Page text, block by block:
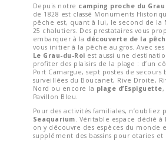
Depuis notre camping proche du Grau
de 1828 est classé Monuments
pêche est, quant à lui, le second de la
25 chalutiers. Des prestataires vous
embarquer à la découverte de la
vous initier à la pêche au gros. Avec
Le Grau-du-Roi est aussi une
profiter des plaisirs de la plage : d’un
Port Camargue, sept postes de secours
surveillées du Boucanet, Rive Droite,
Nord ou encore la plage d’Espiguette,
Pavillon Bleu.
Pour des activités familiales, n’oubliez
Seaquarium. Véritable espace dédié à
on y découvre des espèces du monde
supplément des bassins pour otaries et